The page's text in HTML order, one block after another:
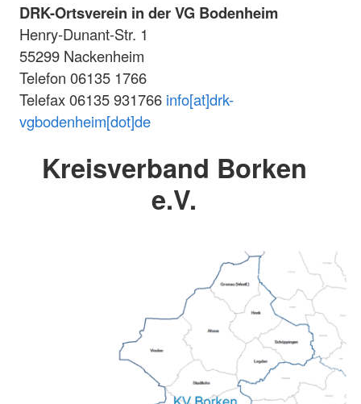
DRK-Ortsverein in der VG Bodenheim
Henry-Dunant-Str. 1
55299 Nackenheim
Telefon 06135 1766
Telefax 06135 931766 info[at]drk-
vgbodenheim[dot]de
Kreisverband Borken
e.V.